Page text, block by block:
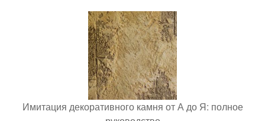
Имитация декоративного камня от А до Я: полное